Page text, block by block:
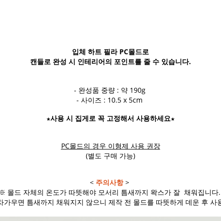
입체 하트 필라 PC몰드로
캔들로 완성 시 인테리어의 포인트를 줄 수 있습니다.
- 완성품 중량 : 약 190g
- 사이즈 : 10.5 x 5cm
★사용 시 집게로 꼭 고정해서 사용하세요★
PC몰드의 경우 이형제 사용 권장
(별도 구매 가능)
< 주의사항 >
몰드 자체의 온도가 따뜻해야 모서리 틈새까지 왁스가 잘 채워집니다.
가우면 틈새까지 채워지지 않으니 제작 전 몰드를 따뜻하게 데운 후 사